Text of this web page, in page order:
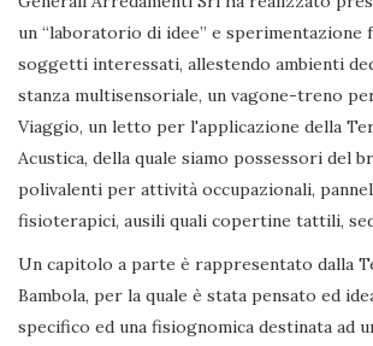
un “laboratorio di idee” e
soggetti interessati, allestendo ambienti
stanza multisensoriale, un vagone-treno
Viaggio, un letto per l'applicazione della
Acustica, della quale siamo possessori del
polivalenti per attività occupazionali,
fisioterapici, ausili quali copertine tattili,
Un capitolo a parte è rappresentato dalla
Bambola, per la quale è stata pensato ed
specifico ed una fisiognomica destinata ad